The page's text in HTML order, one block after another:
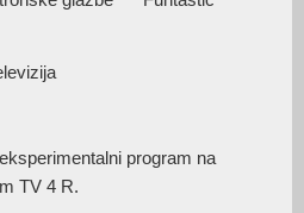
program na
TV 4 R.